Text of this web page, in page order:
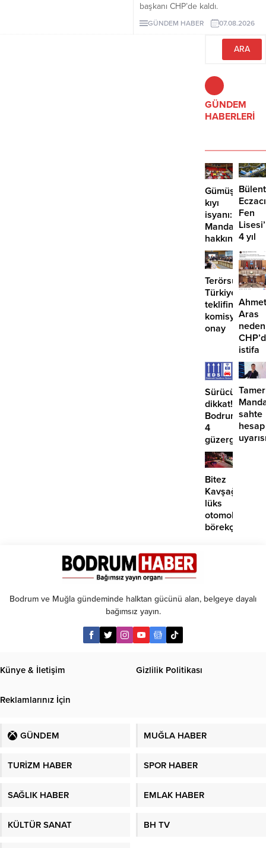
başkanı CHP’de kaldı.
Milletvekilleri Yeni Parti’ye
geçerken belediye başkanlarının
tutumu ve CHP yönetiminin
GÜNDEM HABER 07.08.2026
GÜNDEM
HABERLERİ
Gümüşlük’te
kıyı
isyanı:
Mandalinci
hakkında
suç
duyurusu
Bülent
Fen
4 yıl
geçti,
hâlâ
proje
Terörsüz
Türkiye
teklifine
komisyondan
onay
Ahmet
Aras
neden
istifa
Sürücüler
dikkat!
Bodrum’da
4
güzergahta
EDS
başlıyor
Tamer
sahte
hesap
Bitez
Kavşağı’nda
lüks
otomobil
börekçiye
Bodrum ve Muğla gündeminde halktan gücünü alan, belgeye dayalı
bağımsız yayın.
Künye & İletişim Gizlilik Politikası
Reklamlarınız İçin
GÜNDEM MUĞLA HABER
TURİZM HABER SPOR HABER
SAĞLIK HABER EMLAK HABER
KÜLTÜR SANAT BH TV